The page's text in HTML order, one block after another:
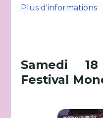
Plus d'informations
Samedi
Festival